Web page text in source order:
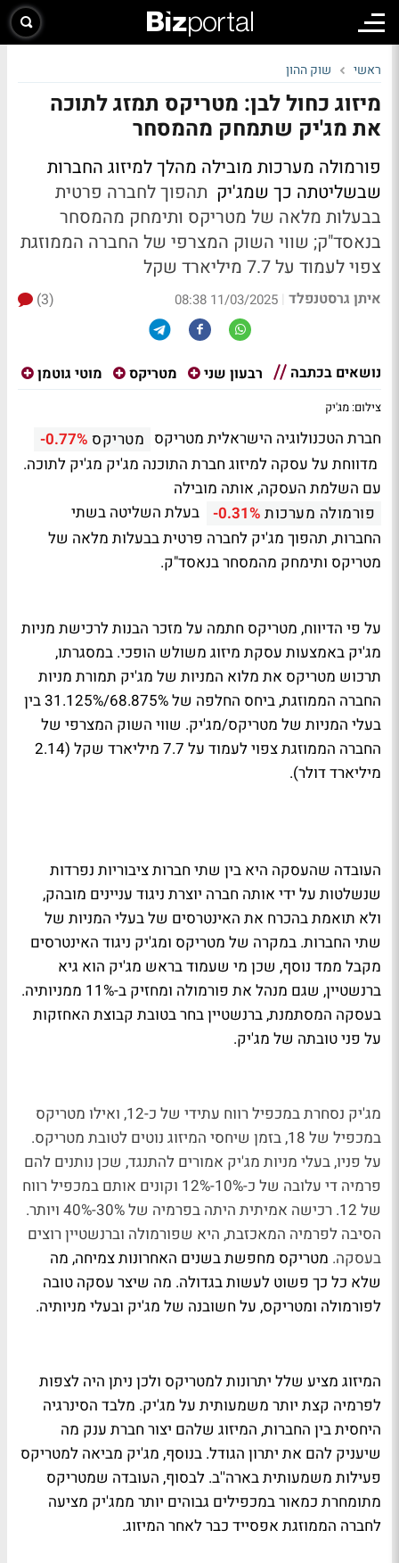
ראשי שוק ההון
מיזוג כחול לבן: מטריקס תמזג לתוכה
את מג'יק שתמחק מהמסחר
פורמולה מערכות מובילה מהלך למיזוג החברות
שבשליטתה כך שמג'יק תהפוך לחברה פרטית
בבעלות מלאה של מטריקס ותימחק מהמסחר
בנאסד"ק; שווי השוק המצרפי של החברה הממוזגת
צפוי לעמוד על 7.7 מיליארד שקל
איתן גרסטנפלד |
11/03/2025 08:38
(3)
נושאים בכתבה רבעון שני מטריקס מוטי גוטמן
צילום: מג'יק
חברת הטכנולוגיה הישראלית מטריקס מטריקס -0.77%
מדווחת על עסקה למיזוג חברת התוכנה מג'יק מג'יק לתוכה.
עם השלמת העסקה, אותה מובילה
פורמולה מערכות -0.31% בעלת השליטה בשתי
החברות, תהפוך מג'יק לחברה פרטית בבעלות מלאה של
מטריקס ותימחק מהמסחר בנאסד"ק.
על פי הדיווח, מטריקס חתמה על מזכר הבנות לרכישת מניות
מג'יק באמצעות עסקת מיזוג משולש הופכי. במסגרתו,
תרכוש מטריקס את מלוא המניות של מג'יק תמורת מניות
החברה הממוזגת, ביחס החלפה של 68.875%/31.125% בין
בעלי המניות של מטריקס/מג'יק. שווי השוק המצרפי של
החברה הממוזגת צפוי לעמוד על 7.7 מיליארד שקל (2.14
מיליארד דולר).
העובדה שהעסקה היא בין שתי חברות ציבוריות נפרדות
שנשלטות על ידי אותה חברה יוצרת ניגוד עניינים מובהק,
ולא תואמת בהכרח את האינטרסים של בעלי המניות של
שתי החברות. במקרה של מטריקס ומג'יק ניגוד האינטרסים
מקבל ממד נוסף, שכן מי שעמוד בראש מג'יק הוא גיא
ברנשטיין, שגם מנהל את פורמולה ומחזיק ב-11% ממניותיה.
בעסקה המסתמנת, ברנשטיין בחר בטובת קבוצת האחזקות
על פני טובתה של מג'יק.
מג'יק נסחרת במכפיל רווח עתידי של כ-12, ואילו מטריקס
במכפיל של 18, בזמן שיחסי המיזוג נוטים לטובת מטריקס.
על פניו, בעלי מניות מג'יק אמורים להתנגד, שכן נותנים להם
פרמיה די עלובה של כ-10%-12% וקונים אותם במכפיל רווח
של 12. רכישה אמיתית היתה בפרמיה של 30%-40% ויותר.
הסיבה לפרמיה המאכזבת, היא שפורמולה וברנשטיין רוצים
בעסקה. מטריקס מחפשת בשנים האחרונות צמיחה, מה
שלא כל כך פשוט לעשות בגדולה. מה שיצר עסקה טובה
לפורמולה ומטריקס, על חשובנה של מג'יק ובעלי מניותיה.
המיזוג מציע שלל יתרונות למטריקס ולכן ניתן היה לצפות
לפרמיה קצת יותר משמעותית על מג'יק. מלבד הסינרגיה
היחסית בין החברות, המיזוג שלהם יצור חברת ענק מה
שיעניק להם את יתרון הגודל. בנוסף, מג'יק מביאה למטריקס
פעילות משמעותית בארה''ב. לבסוף, העובדה שמטריקס
מתומחרת כמאור במכפילים גבוהים יותר ממג'יק מציעה
לחברה הממוזגת אפסייד כבר לאחר המיזוג.